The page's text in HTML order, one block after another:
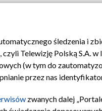
zgody Pomoc Biuro
śledzenia i
Telewizję Polską S.A.
(w tym do
przez nas
zwanych dalej